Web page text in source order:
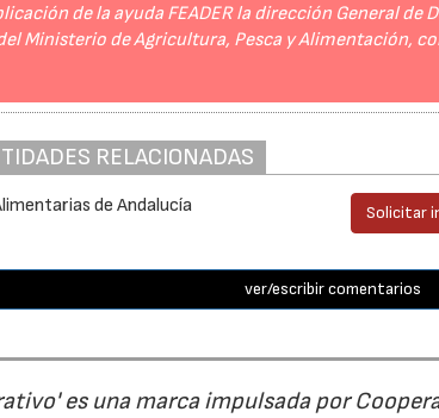
de la ayuda FEADER la dirección General
Ministerio de Agricultura, Pesca y Alimentación,
RELACIONADAS
de Andalucía Solicitar
ver/escribir comentarios
es una marca impulsada por